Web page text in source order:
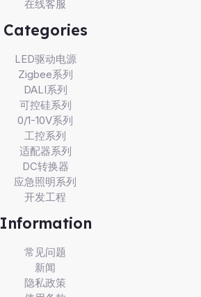
在线客服
Categories
LED驱动电源
Zigbee系列
DALI系列
可控硅系列
0/1-10V系列
工控系列
适配器系列
DC转换器
应急照明系列
开发工程
Information
常见问题
新闻
隐私政策